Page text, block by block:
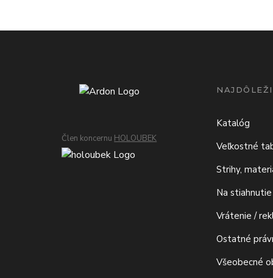
Člen koncernu HOLOUBEK
Katalóg
Veľkostné
Strihy,
Na stiahnutie
Vrátenie /
Ostatné
Všeobecné